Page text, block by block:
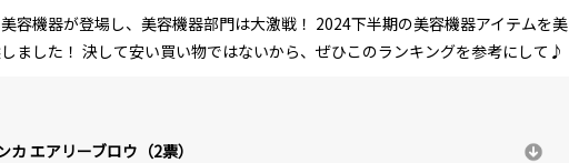
容機器が登場し、美容機器部門は大激戦！ 2024下半期の美容機器アイテムを美
ました！ 決して安い買い物ではないから、ぜひこのランキングを参考にして♪
カ エアリーブロウ（2票）